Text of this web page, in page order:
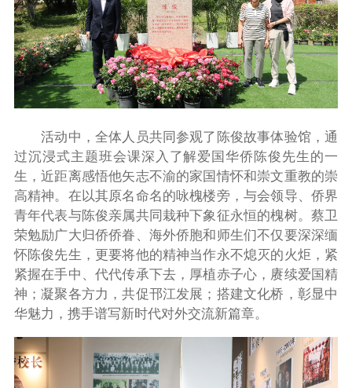
活动中，全体人员共同参观了陈俊故事体验馆，通
过沉浸式主题班会课深入了解爱国华侨陈俊先生的一
生，近距离感悟他矢志不渝的家国情怀和崇文重教的崇
高精神。在以其原名命名的咏槐楼旁，与会领导、侨界
青年代表与陈俊亲属共同栽种下象征永恒的槐树。蔡卫
荣勉励广大归侨侨眷、海外侨胞和师生们不仅要深深缅
怀陈俊先生，更要将他的精神当作永不熄灭的火炬，紧
紧握在手中、代代传承下去，厚植赤子心，赓续爱国精
神；凝聚各方力，共促邗江发展；搭建文化桥，彰显中
华魅力，携手谱写新时代对外交流新篇章。